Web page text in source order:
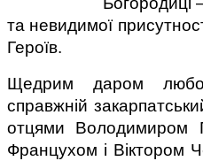
та невидимої
Героїв.
Щедрим даром
справжній
отцями Володимиром
Францухом і Віктором